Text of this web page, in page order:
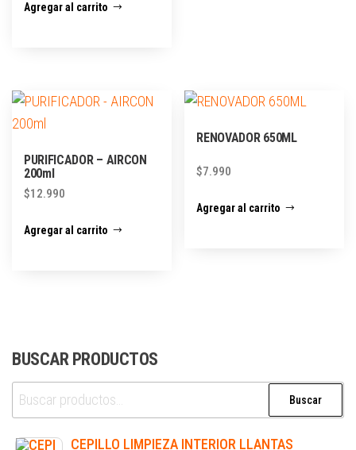
Agregar al carrito
PURIFICADOR – AIRCON
200ml
$12.990
Agregar al carrito
RENOVADOR 650ML
$7.990
Agregar al carrito
BUSCAR PRODUCTOS
Buscar
CEPILLO LIMPIEZA INTERIOR LLANTAS